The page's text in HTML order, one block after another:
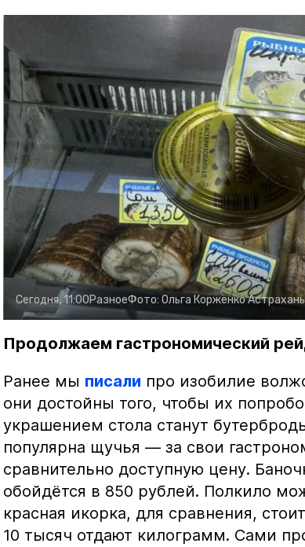
Сегодня, 11:00РазноеФото: Ольга Корженко
Продолжаем гастрономический
Ранее мы писали про изобилие
они достойны того, чтобы их
украшением стола станут
популярна щучья — за свои
сравнительно доступную цену.
обойдётся в 850 рублей. Полкило
красная икорка, для сравнения,
10 тысяч отдают килограмм. Сами